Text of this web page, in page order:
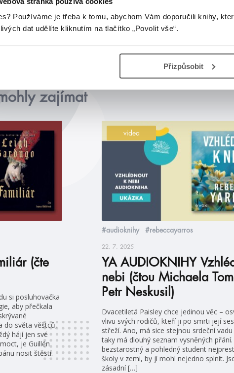
Používáme je třeba k tomu, abychom Vám doporučili knihy,
dat udělíte kliknutím na tlačítko „Povolit vše“.
Přizpůsobit
zajímat
(čte
si posluhovačka
aby přečkala
do světa věštců,
hájí jen své
je Guillén
nosit štěstí.
videa
#audioknihy #rebeccayarros
22. 7. 2025
YA AUDIOKNIHY
nebi (čtou Michaela
Petr Neskusil)
Dvacetiletá Paisley chce jedinou věc –
vlivu svých rodičů, kteří ji po smrti její
střeží. Ano, má sice stejnou srdeční
taky má dlouhý seznam vysněných přání.
bezstarostný a pohledný student
školy v zemi, by jí mohl nejedno splnit.
zásadní […]